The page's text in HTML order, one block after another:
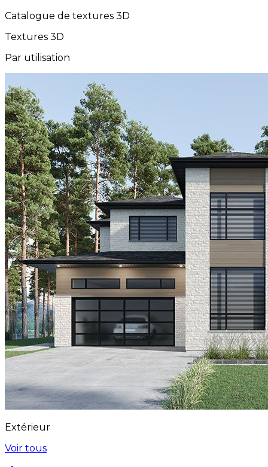
Catalogue de textures 3D
Textures 3D
Par utilisation
Extérieur
Voir tous